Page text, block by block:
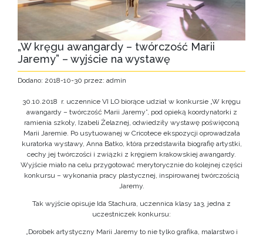
„W kręgu awangardy – twórczość Marii
Jaremy” – wyjście na wystawę
Dodano: 2018-10-30 przez: admin
30.10.2018 r. uczennice VI LO biorące udział w konkursie „W kręgu
awangardy – twórczość Marii Jaremy”, pod opieką koordynatorki z
ramienia szkoły, Izabeli Żelaznej, odwiedziły wystawę poświęconą
Marii Jaremie. Po usytuowanej w Cricotece ekspozycji oprowadzała
kuratorka wystawy, Anna Batko, która przedstawiła biografię artystki,
cechy jej twórczości i związki z kręgiem krakowskiej awangardy.
Wyjście miało na celu przygotować merytorycznie do kolejnej części
konkursu – wykonania pracy plastycznej, inspirowanej twórczością
Jaremy.
Tak wyjście opisuje Ida Stachura, uczennica klasy 1a3, jedna z
uczestniczek konkursu:
„Dorobek artystyczny Marii Jaremy to nie tylko grafika, malarstwo i